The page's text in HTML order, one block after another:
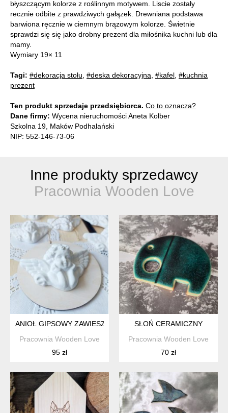
błyszczącym kolorze z roślinnym motywem. Liscie zostały
recznie odbite z prawdziwych gałązek. Drewniana podstawa
barwiona ręcznie w ciemnym brązowym kolorze. Świetnie
sprawdzi się się jako drobny prezent dla miłośnika kuchni lub dla
mamy.
Wymiary 19× 11
Tagi: #dekoracja stołu #deska dekoracyjna #kafel #kuchnia
prezent
Ten produkt sprzedaje przedsiębiorca. Co to oznacza?
Dane firmy: Wycena nieruchomości Aneta Kolber
Szkolna 19, Maków Podhalański
NIP: 552-146-73-06
Inne produkty sprzedawcy
Pracownia Wooden Love
ANIOŁ GIPSOWY ZAWIESZKA
Pracownia Wooden Love
95 zł
SŁOŃ CERAMICZNY
Pracownia Wooden Love
70 zł